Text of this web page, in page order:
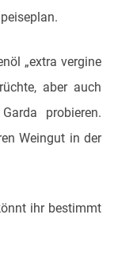
„extra vergine
aber auch
probieren.
Weingut in der
ihr bestimmt